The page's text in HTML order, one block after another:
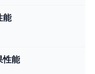
能
性能